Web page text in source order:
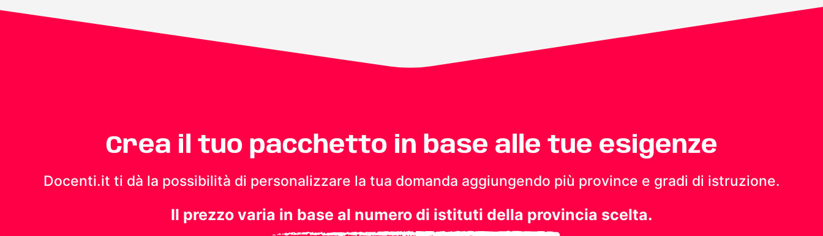
Crea il tuo pacchetto in base alle tue esigenze
Docenti.it ti dà la possibilità di personalizzare la tua domanda aggiungendo più province e gradi di istruzione.
Il prezzo varia in base al numero di istituti della provincia scelta.